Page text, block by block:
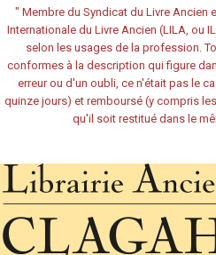
" Membre du Syndicat du Livre Ancien
Internationale du Livre Ancien (LILA, ou
selon les usages de la profession.
conformes à la description qui figure
erreur ou d'un oubli, ce n'était pas le
quinze jours) et remboursé (y compris
qu'il soit restitué dans le